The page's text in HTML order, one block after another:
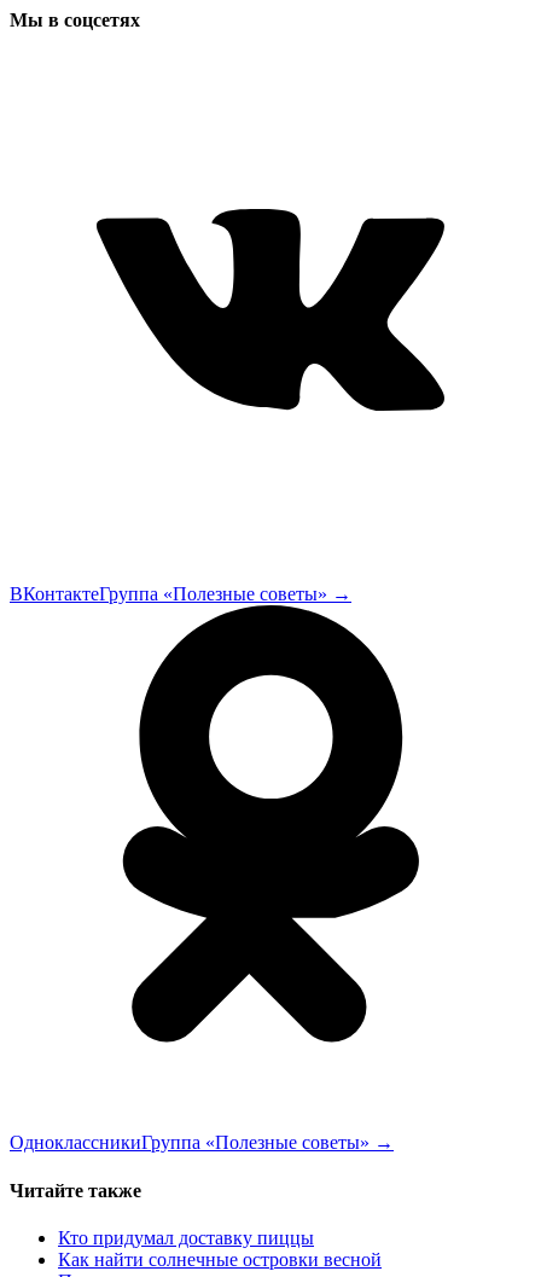
Мы в соцсетях
ВКонтактеГруппа «Полезные советы» →
ОдноклассникиГруппа «Полезные советы» →
Читайте также
Кто придумал доставку пиццы
Как найти солнечные островки весной